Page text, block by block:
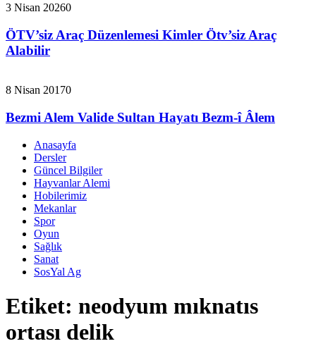
3 Nisan 20260
ÖTV’siz Araç Düzenlemesi Kimler Ötv’siz Araç
Alabilir
8 Nisan 20170
Bezmi Alem Valide Sultan Hayatı Bezm-î Âlem
Anasayfa
Dersler
Güncel Bilgiler
Hayvanlar Alemi
Hobilerimiz
Mekanlar
Spor
Oyun
Sağlık
Sanat
SosYal Ag
Etiket: neodyum mıknatıs
ortası delik